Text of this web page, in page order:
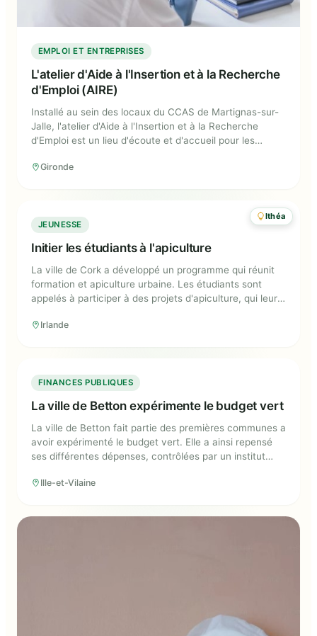
EMPLOI ET ENTREPRISES
L'atelier d'Aide à l'Insertion et à la Recherche
d'Emploi (AIRE)
Installé au sein des locaux du CCAS de Martignas-sur-
Jalle, l'atelier d'Aide à l'Insertion et à la Recherche
d'Emploi est un lieu d'écoute et d'accueil pour les
Des professionnels sont présents sur place afin de les
Gironde
Initier les étudiants à l'apiculture
Ithéa
JEUNESSE
Initier les étudiants à l'apiculture
La ville de Cork a développé un programme qui réunit
formation et apiculture urbaine. Les étudiants sont
appelés à participer à des projets d'apiculture, qui leur
l'importance des abeilles, ainsi que d'apprendre plus sur
Irlande
La ville de Betton expérimente le
budget vert
FINANCES PUBLIQUES
La ville de Betton expérimente le budget vert
La ville de Betton fait partie des premières communes a
avoir expérimenté le budget vert. Elle a ainsi repensé
ses différentes dépenses, contrôlées par un institut
Ille-et-Vilaine